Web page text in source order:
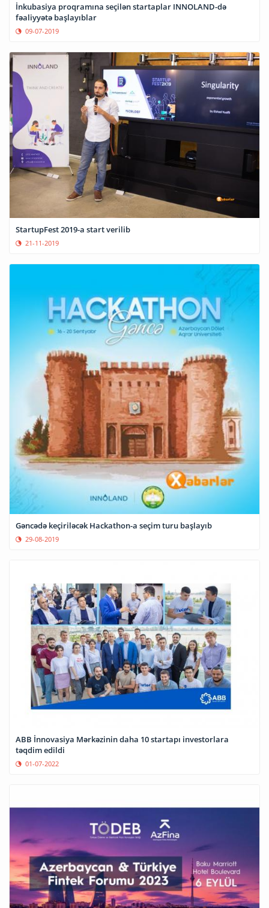
İnkubasiya proqramına seçilən startaplar INNOLAND-də
fəaliyyətə başlayıblar
09-07-2019
StartupFest 2019-a start verilib
21-11-2019
Gəncədə keçiriləcək Hackathon-a seçim turu başlayıb
29-08-2019
ABB İnnovasiya Mərkəzinin daha 10 startapı investorlara
təqdim edildi
01-07-2022